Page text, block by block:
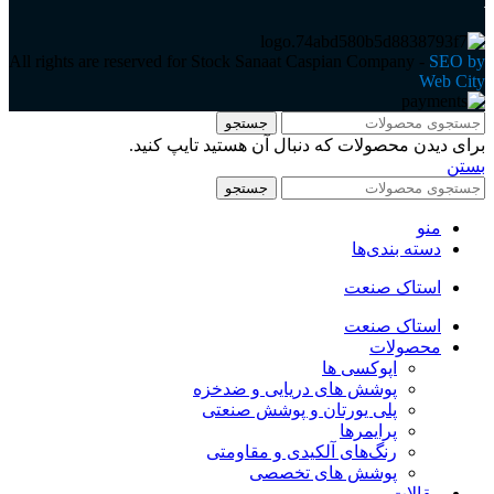
All rights are reserved for Stock Sanaat Caspian Company - SEO by
Web City
جستجو
برای دیدن محصولات که دنبال آن هستید تایپ کنید.
بستن
جستجو
منو
دسته بندی‌ها
استاک صنعت
استاک صنعت
محصولات
اپوکسی ها
پوشش های دریایی و ضدخزه
پلی یورتان و پوشش صنعتی
پرایمرها
رنگ‌های آلکیدی و مقاومتی
پوشش های تخصصی